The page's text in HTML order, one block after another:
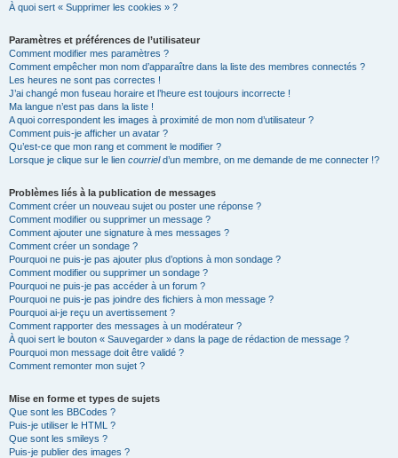
À quoi sert « Supprimer les cookies » ?
Paramètres et préférences de l’utilisateur
Comment modifier mes paramètres ?
Comment empêcher mon nom d’apparaître dans la liste des membres connectés ?
Les heures ne sont pas correctes !
J’ai changé mon fuseau horaire et l’heure est toujours incorrecte !
Ma langue n’est pas dans la liste !
A quoi correspondent les images à proximité de mon nom d’utilisateur ?
Comment puis-je afficher un avatar ?
Qu’est-ce que mon rang et comment le modifier ?
Lorsque je clique sur le lien courrield’un membre, on me demande de me connecter !?
Problèmes liés à la publication de messages
Comment créer un nouveau sujet ou poster une réponse ?
Comment modifier ou supprimer un message ?
Comment ajouter une signature à mes messages ?
Comment créer un sondage ?
Pourquoi ne puis-je pas ajouter plus d’options à mon sondage ?
Comment modifier ou supprimer un sondage ?
Pourquoi ne puis-je pas accéder à un forum ?
Pourquoi ne puis-je pas joindre des fichiers à mon message ?
Pourquoi ai-je reçu un avertissement ?
Comment rapporter des messages à un modérateur ?
À quoi sert le bouton « Sauvegarder » dans la page de rédaction de message ?
Pourquoi mon message doit être validé ?
Comment remonter mon sujet ?
Mise en forme et types de sujets
Que sont les BBCodes ?
Puis-je utiliser le HTML ?
Que sont les smileys ?
Puis-je publier des images ?